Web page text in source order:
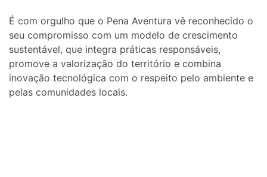
É com orgulho que o Pena Aventura vê reconhecido o
seu compromisso com um modelo de crescimento
sustentável, que integra práticas responsáveis,
promove a valorização do território e combina
inovação tecnológica com o respeito pelo ambiente e
pelas comunidades locais.